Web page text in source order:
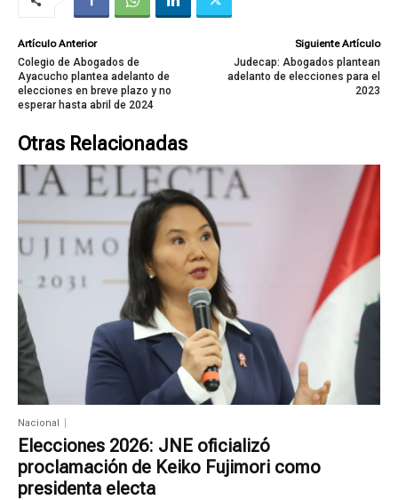
Artículo Anterior
Colegio de Abogados de
Ayacucho plantea adelanto de
elecciones en breve plazo y no
esperar hasta abril de 2024
Siguiente Artículo
Judecap: Abogados plantean
adelanto de elecciones para el
2023
Otras Relacionadas
Nacional
Elecciones 2026: JNE oficializó
proclamación de Keiko Fujimori como
presidenta electa